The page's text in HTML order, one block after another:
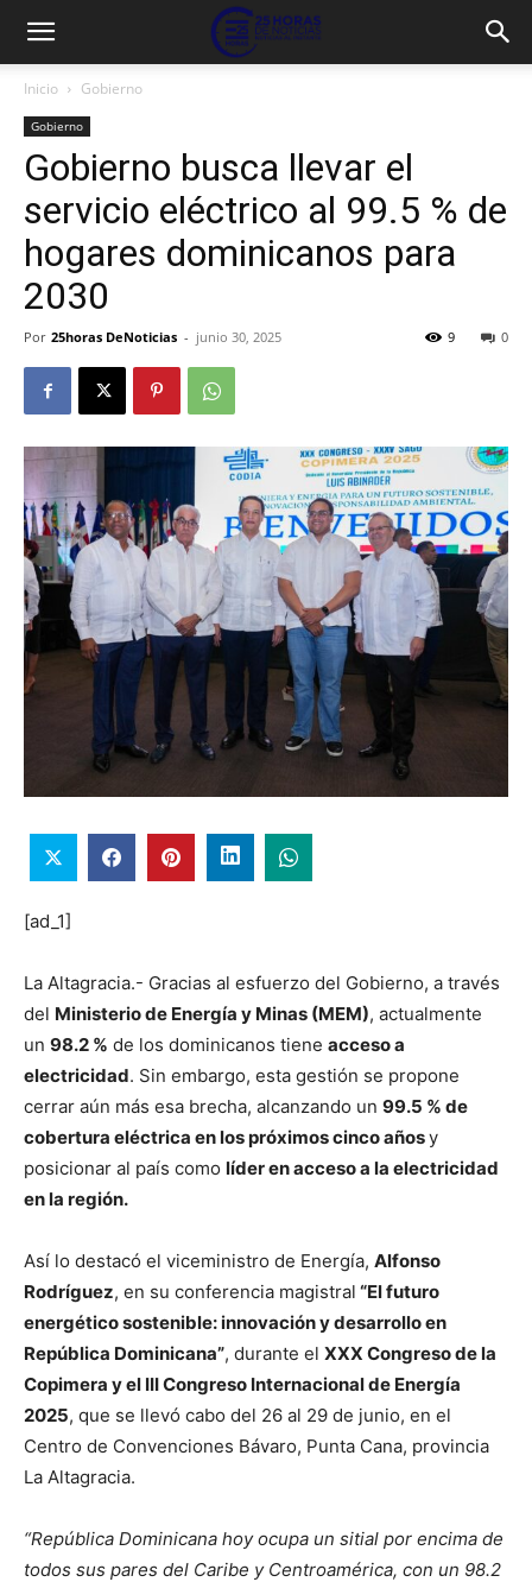
Inicio Gobierno
Gobierno
Gobierno busca llevar el
servicio eléctrico al 99.5 % de
hogares dominicanos para
2030
Por 25horas DeNoticias - junio 30, 2025 0
9
[ad_1]
La Altagracia.- Gracias al esfuerzo del Gobierno, a través
del Ministerio de Energía y Minas (MEM), actualmente
un 98.2 % de los dominicanos tiene acceso a
electricidad. Sin embargo, esta gestión se propone
cerrar aún más esa brecha, alcanzando un 99.5 % de
cobertura eléctrica en los próximos cinco añosy
posicionar al país como líder en acceso a la electricidad
en la región.
Así lo destacó el viceministro de Energía, Alfonso
Rodríguez, en su conferencia magistral “El futuro
energético sostenible: innovación y desarrollo en
República Dominicana”, durante el XXX Congreso de la
Copimera y el III Congreso Internacional de Energía
2025, que se llevó cabo del 26 al 29 de junio, en el
Centro de Convenciones Bávaro, Punta Cana, provincia
La Altagracia.
“República Dominicana hoy ocupa un sitial por encima de
todos sus pares del Caribe y Centroamérica, con un 98.2